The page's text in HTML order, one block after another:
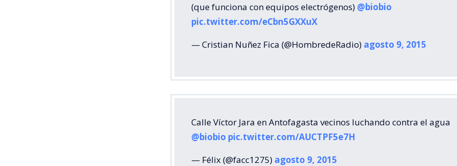
(que funciona con equipos electrógenos) @biobio
pic.twitter.com/eCbn5GXXuX
— Cristian Nuñez Fica (@HombredeRadio) agosto 9, 2015
Calle Víctor Jara en Antofagasta vecinos luchando contra el agua
@biobio pic.twitter.com/AUCTPF5e7H
— Félix (@facc1275) agosto 9, 2015